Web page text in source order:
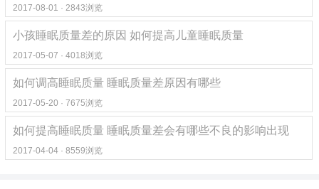
2017-08-01 · 2843浏览
小孩睡眠质量差的原因 如何提高儿童睡眠质量
2017-05-07 · 4018浏览
如何调高睡眠质量 睡眠质量差原因有哪些
2017-05-20 · 7675浏览
如何提高睡眠质量 睡眠质量差会有哪些不良的影响出现
2017-04-04 · 8559浏览